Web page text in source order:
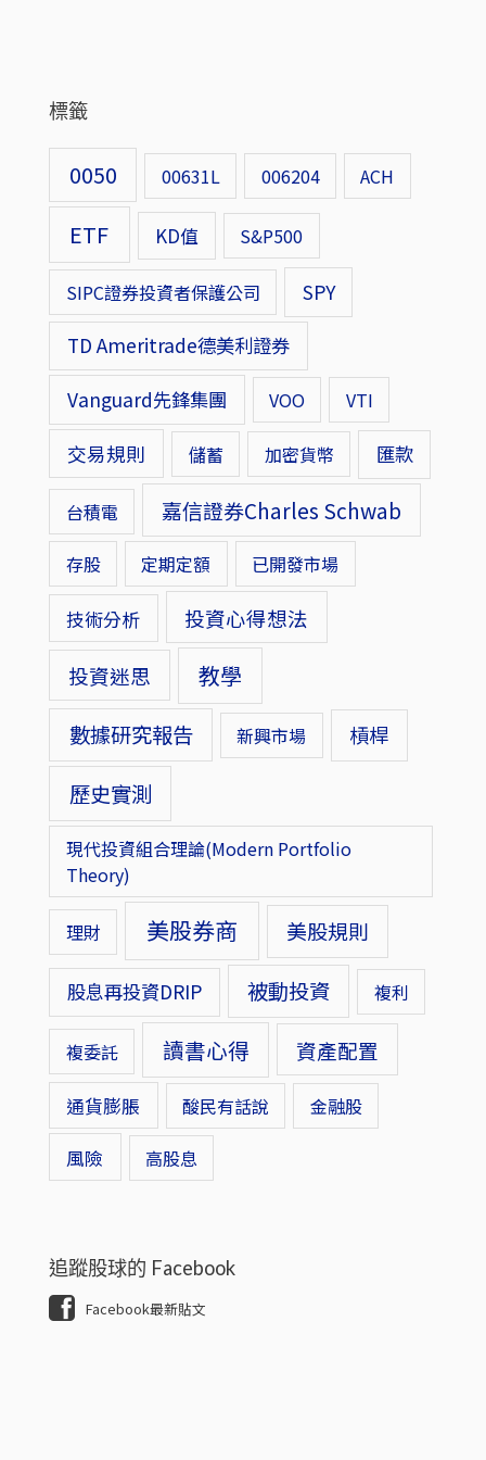
標籤
0050 00631L 006204 ACH
ETF KD值 S&P500
SIPC證券投資者保護公司
SPY
TD Ameritrade德美利證券
Vanguard先鋒集團
VOO VTI
交易規則 儲蓄 加密貨幣 匯款
台積電 嘉信證券Charles Schwab
存股 定期定額 已開發市場
技術分析
投資心得想法
投資迷思
教學
數據研究報告 新興市場 槓桿
歷史實測
現代投資組合理論(Modern Portfolio
Theory)
理財 美股券商 美股規則
股息再投資DRIP 被動投資 複利
複委託 讀書心得 資產配置
通貨膨脹 酸民有話說 金融股
風險 高股息
追蹤股球的 Facebook
Facebook最新貼文